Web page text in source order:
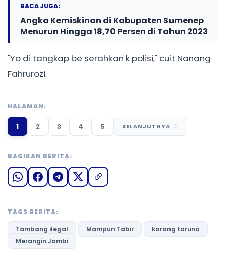
BACA JUGA:
Angka Kemiskinan di Kabupaten Sumenep
Menurun Hingga 18,70 Persen di Tahun 2023
"Yo di tangkap be serahkan k polisi," cuit Nanang
Fahrurozi.
HALAMAN:
1 2 3 4 5 SELANJUTNYA
BAGIKAN BERITA:
TAGS BERITA:
Tambang ilegal
Mampun Tabir
karang taruna
Merangin Jambi